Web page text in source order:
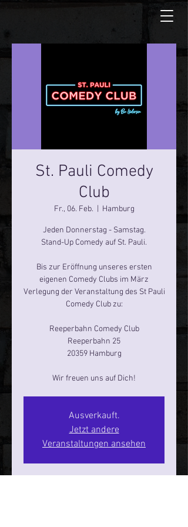
St. Pauli Comedy
Club
Fr., 06. Feb. Hamburg
Jeden Donnerstag - Samstag.
Stand-Up Comedy auf St. Pauli.
Bis zur Eröffnung unseres ersten
eigenen Comedy Clubs im März
Verlegung der Veranstaltung des St Pauli
Comedy Club zu:
Reeperbahn Comedy Club
Reeperbahn 25
20359 Hamburg
Ausverkauft.
Jetzt andere
Veranstaltungen ansehen